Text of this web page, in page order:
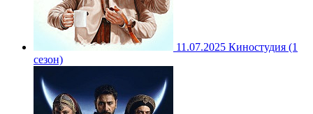
11.07.2025 Киностудия (1
сезон)